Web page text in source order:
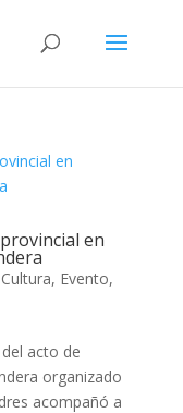
en
Cultura, Evento,
acto de
organizado
acompañó a